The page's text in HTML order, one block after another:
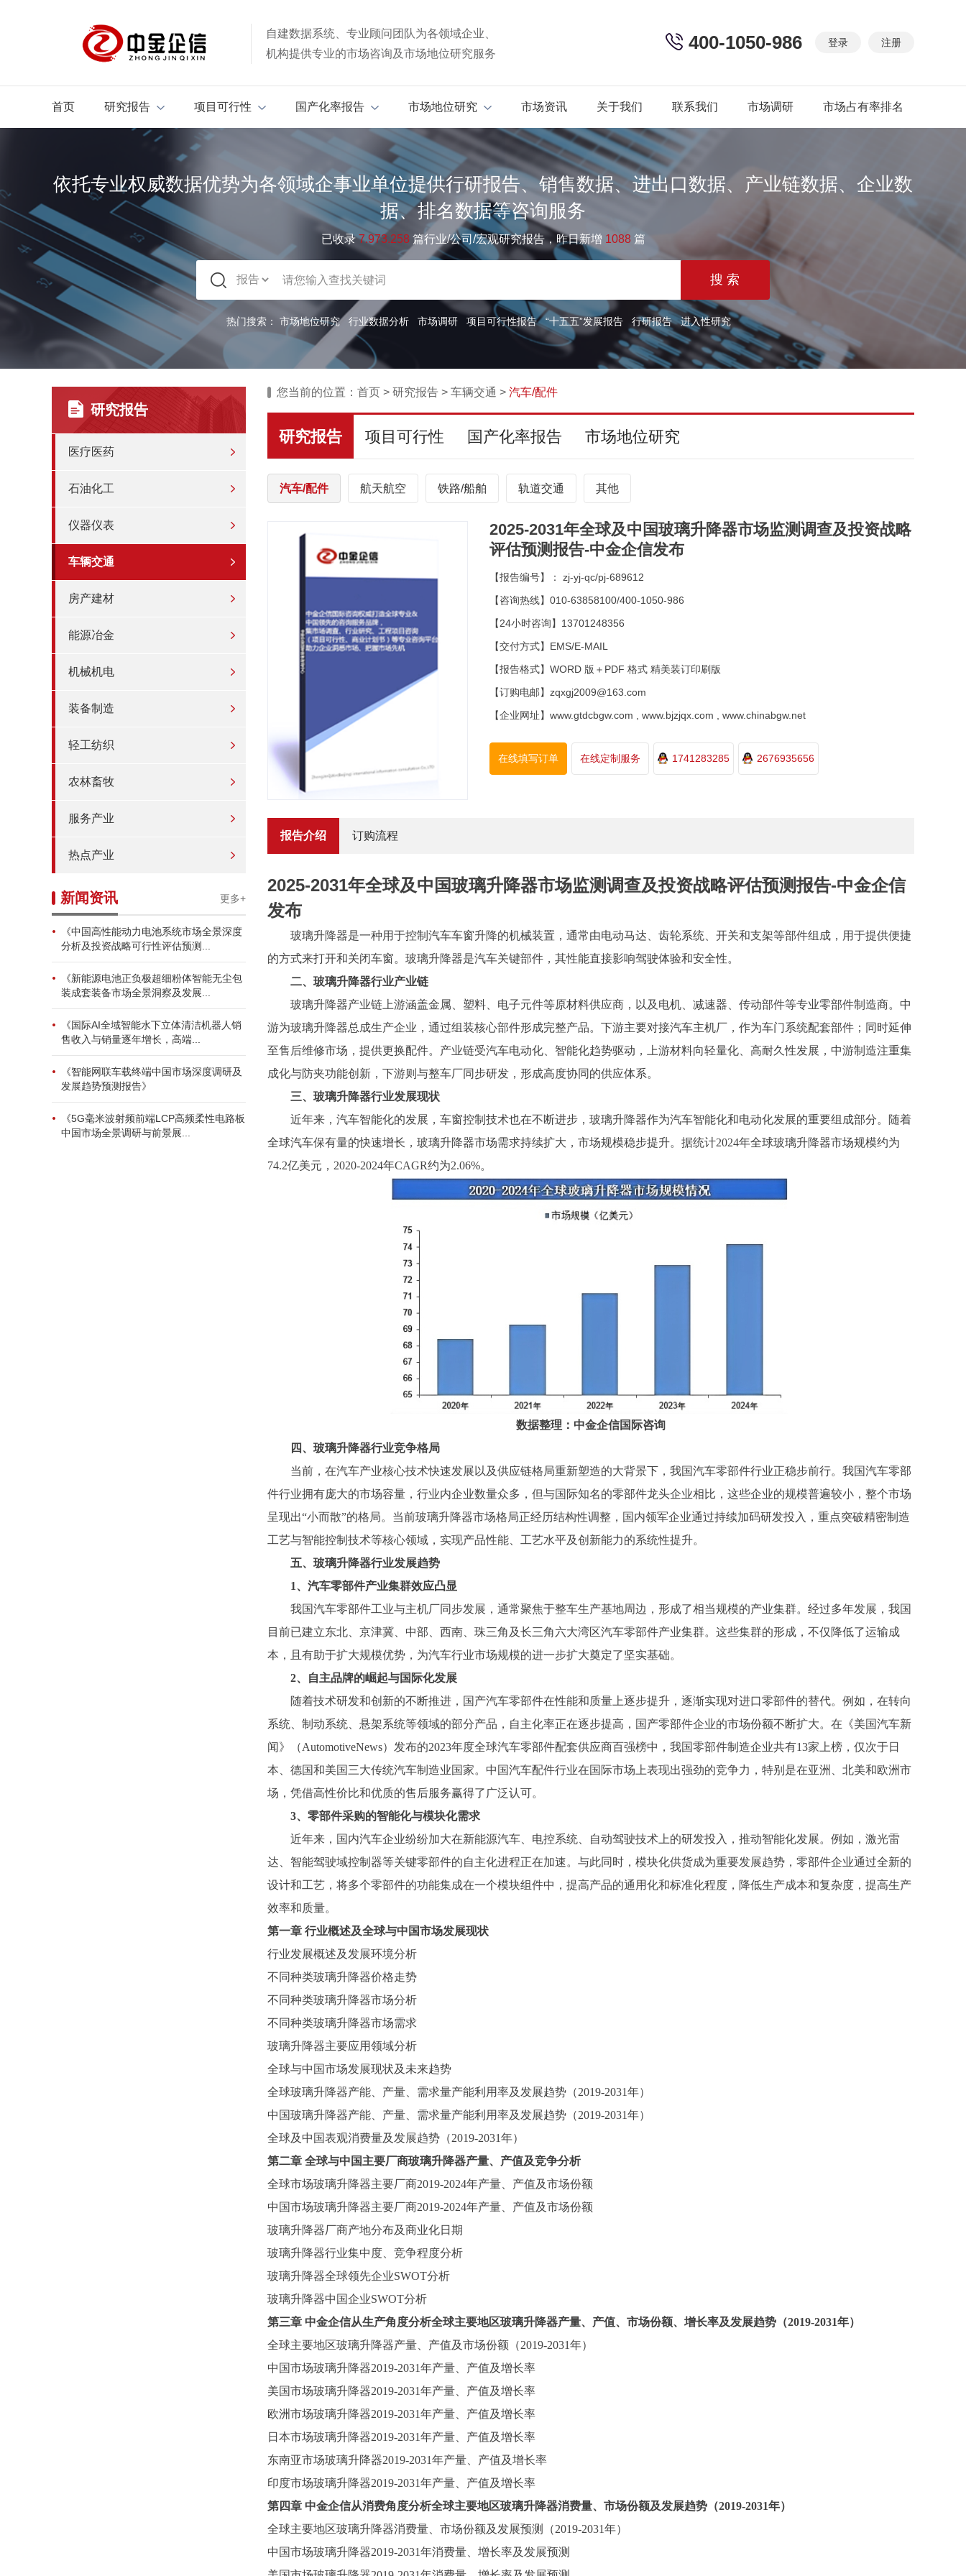
自建数据系统、专业顾问团队为各领域企业、
机构提供专业的市场咨询及市场地位研究服务
登录 注册
400-1050-986
首页 研究报告 项目可行性 国产化率报告 市场地位研究 市场资讯 关于我们 联系我们 市场调研 市场占有率排名
依托专业权威数据优势为各领域企事业单位提供行研报告、销售数据、进出口数据、产业链数据、企业数
据、排名数据等咨询服务
已收录7.973.258 篇行业/公司/宏观研究报告，昨日新增 1088 篇
热门搜索： 市场地位研究 行业数据分析 市场调研 项目可行性报告 “十五五”发展报告 行研报告 进入性研究
研究报告
医疗医药
石油化工
仪器仪表
车辆交通
房产建材
能源冶金
机械机电
装备制造
轻工纺织
农林畜牧
服务产业
热点产业
新闻资讯 更多+
《中国高性能动力电池系统市场全景深度
分析及投资战略可行性评估预测...
《新能源电池正负极超细粉体智能无尘包
装成套装备市场全景洞察及发展...
《国际AI全域智能水下立体清洁机器人销
售收入与销量逐年增长，高端...
《智能网联车载终端中国市场深度调研及
发展趋势预测报告》
《5G毫米波射频前端LCP高频柔性电路板
中国市场全景调研与前景展...
您当前的位置： 首页 > 研究报告 > 车辆交通 > 汽车/配件
研究报告 项目可行性 国产化率报告 市场地位研究
汽车/配件 航天航空 铁路/船舶 轨道交通 其他
2025-2031年全球及中国玻璃升降器市场监测调查及投资战略
评估预测报告-中金企信发布
【报告编号】： zj-yj-qc/pj-689612
【咨询热线】010-63858100/400-1050-986
【24小时咨询】13701248356
【交付方式】EMS/E-MAIL
【报告格式】WORD 版＋PDF 格式 精美装订印刷版
【订购电邮】zqxgj2009@163.com
【企业网址】www.gtdcbgw.com , www.bjzjqx.com , www.chinabgw.net
在线填写订单 在线定制服务 1741283285 2676935656
报告介绍 订购流程
2025-2031年全球及中国玻璃升降器市场监测调查及投资战略评估预测报告-中金企信
发布
玻璃升降器是一种用于控制汽车车窗升降的机械装置，通常由电动马达、齿轮系统、开关和支架等部件组成，用于提供便捷
的方式来打开和关闭车窗。玻璃升降器是汽车关键部件，其性能直接影响驾驶体验和安全性。
二、 玻璃升降器行业产业链
玻璃升降器产业链上游涵盖金属、塑料、电子元件等原材料供应商，以及电机、减速器、传动部件等专业零部件制造商。中
游为玻璃升降器总成生产企业，通过组装核心部件形成完整产品。下游主要对接汽车主机厂，作为车门系统配套部件；同时延伸
至售后维修市场，提供更换配件。产业链受汽车电动化、智能化趋势驱动，上游材料向轻量化、高耐久性发展，中游制造注重集
成化与防夹功能创新，下游则与整车厂同步研发，形成高度协同的供应体系。
三、 玻璃升降器行业发展现状
近年来，汽车智能化的发展，车窗控制技术也在不断进步，玻璃升降器作为汽车智能化和电动化发展的重要组成部分。随着
全球汽车保有量的快速增长，玻璃升降器市场需求持续扩大，市场规模稳步提升。据统计2024年全球玻璃升降器市场规模约为
74.2亿美元，2020-2024年CAGR约为2.06%。
数据整理：中金企信国际咨询
四、 玻璃升降器行业竞争格局
当前，在汽车产业核心技术快速发展以及供应链格局重新塑造的大背景下，我国汽车零部件行业正稳步前行。我国汽车零部
件行业拥有庞大的市场容量，行业内企业数量众多，但与国际知名的零部件龙头企业相比，这些企业的规模普遍较小，整个市场
呈现出“小而散”的格局。当前玻璃升降器市场格局正经历结构性调整，国内领军企业通过持续加码研发投入，重点突破精密制造
工艺与智能控制技术等核心领域，实现产品性能、工艺水平及创新能力的系统性提升。
五、 玻璃升降器行业发展趋势
1、汽车零部件产业集群效应凸显
我国汽车零部件工业与主机厂同步发展，通常聚焦于整车生产基地周边，形成了相当规模的产业集群。经过多年发展，我国
目前已建立东北、京津冀、中部、西南、珠三角及长三角六大湾区汽车零部件产业集群。这些集群的形成，不仅降低了运输成
本，且有助于扩大规模优势，为汽车行业市场规模的进一步扩大奠定了坚实基础。
2、自主品牌的崛起与国际化发展
随着技术研发和创新的不断推进，国产汽车零部件在性能和质量上逐步提升，逐渐实现对进口零部件的替代。例如，在转向
系统、制动系统、悬架系统等领域的部分产品，自主化率正在逐步提高，国产零部件企业的市场份额不断扩大。在《美国汽车新
闻》（AutomotiveNews）发布的2023年度全球汽车零部件配套供应商百强榜中，我国零部件制造企业共有13家上榜，仅次于日
本、德国和美国三大传统汽车制造业国家。中国汽车配件行业在国际市场上表现出强劲的竞争力，特别是在亚洲、北美和欧洲市
场，凭借高性价比和优质的售后服务赢得了广泛认可。
3、零部件采购的智能化与模块化需求
近年来，国内汽车企业纷纷加大在新能源汽车、电控系统、自动驾驶技术上的研发投入，推动智能化发展。例如，激光雷
达、智能驾驶域控制器等关键零部件的自主化进程正在加速。与此同时，模块化供货成为重要发展趋势，零部件企业通过全新的
设计和工艺，将多个零部件的功能集成在一个模块组件中，提高产品的通用化和标准化程度，降低生产成本和复杂度，提高生产
效率和质量。
第一章 行业概述及全球与中国市场发展现状
行业发展概述及发展环境分析
不同种类玻璃升降器价格走势
不同种类玻璃升降器市场分析
不同种类玻璃升降器市场需求
玻璃升降器主要应用领域分析
全球与中国市场发展现状及未来趋势
全球玻璃升降器产能、产量、 需求量产能利用率及发展趋势（2019-2031年）
中国玻璃升降器产能、产量、 需求量产能利用率及发展趋势（2019-2031年）
全球及中国表观消费量及发展趋势（2019-2031年）
第二章 全球与中国主要厂商玻璃升降器产量、产值及竞争分析
全球市场玻璃升降器主要厂商2019-2024年产量、产值及市场份额
中国市场玻璃升降器主要厂商2019-2024年产量、产值及市场份额
玻璃升降器厂商产地分布及商业化日期
玻璃升降器行业集中度、竞争程度分析
玻璃升降器全球领先企业SWOT分析
玻璃升降器中国企业SWOT分析
第三章 中金企信从生产角度分析全球主要地区玻璃升降器产量、产值、市场份额、增长率及发展趋势（2019-2031年）
全球主要地区玻璃升降器产量、产值及市场份额（2019-2031年）
中国市场玻璃升降器2019-2031年产量、产值及增长率
美国市场玻璃升降器2019-2031年产量、产值及增长率
欧洲市场玻璃升降器2019-2031年产量、产值及增长率
日本市场玻璃升降器2019-2031年产量、产值及增长率
东南亚市场玻璃升降器2019-2031年产量、产值及增长率
印度市场玻璃升降器2019-2031年产量、产值及增长率
第四章 中金企信从消费角度分析全球主要地区玻璃升降器消费量、市场份额及发展趋势（2019-2031年）
全球主要地区玻璃升降器消费量、市场份额及发展预测（2019-2031年）
中国市场玻璃升降器2019-2031年消费量、增长率及发展预测